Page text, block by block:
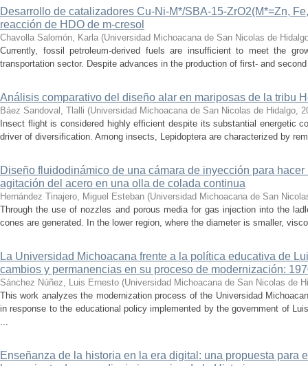
Desarrollo de catalizadores Cu-Ni-M*/SBA-15-ZrO2(M*=Zn,
reacción de HDO de m-cresol
Chavolla Salomón, Karla (Universidad Michoacana de San Nicolas de
Currently, fossil petroleum-derived fuels are insufficient to meet the
transportation sector. Despite advances in the production of first- and
Análisis comparativo del diseño alar en mariposas de la tribu
Báez Sandoval, Tlalli (Universidad Michoacana de San Nicolas de Hidalgo,
Insect flight is considered highly efficient despite its substantial energetic
driver of diversification. Among insects, Lepidoptera are characterized by
Diseño fluidodinámico de una cámara de inyección para
agitación del acero en una olla de colada continua
Hernández Tinajero, Miguel Esteban (Universidad Michoacana de San
Through the use of nozzles and porous media for gas injection into the
cones are generated. In the lower region, where the diameter is smaller,
La Universidad Michoacana frente a la política educativa de
cambios y permanencias en su proceso de modernización:
Sánchez Núñez, Luis Ernesto (Universidad Michoacana de San Nicolas de
This work analyzes the modernization process of the Universidad
in response to the educational policy implemented by the government of
...
Enseñanza de la historia en la era digital: una propuesta para